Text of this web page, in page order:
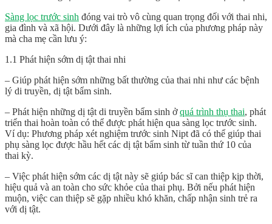
Sàng lọc trước sinh đóng vai trò vô cùng quan trọng đối với thai nhi,
gia đình và xã hội. Dưới đây là những lợi ích của phương pháp này
mà cha mẹ cần lưu ý:
1.1 Phát hiện sớm dị tật thai nhi
– Giúp phát hiện sớm những bất thường của thai nhi như các bệnh
lý di truyền, dị tật bẩm sinh.
– Phát hiện những dị tật di truyền bẩm sinh ởquá trình thụ thai, phát
triển thai hoàn toàn có thể được phát hiện qua sàng lọc trước sinh.
Ví dụ: Phương pháp xét nghiệm trước sinh Nipt đã có thể giúp thai
phụ sàng lọc được hầu hết các dị tật bẩm sinh từ tuần thứ 10 của
thai kỳ.
– Việc phát hiện sớm các dị tật này sẽ giúp bác sĩ can thiệp kịp thời,
hiệu quả và an toàn cho sức khỏe của thai phụ. Bởi nếu phát hiện
muộn, việc can thiệp sẽ gặp nhiều khó khăn, chấp nhận sinh trẻ ra
với dị tật.